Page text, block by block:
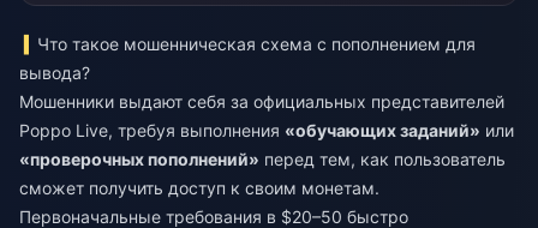
Что такое мошенническая схема с пополнением для
вывода?
Мошенники выдают себя за официальных представителей
Poppo Live, требуя выполнения «обучающих заданий» или
«проверочных пополнений» перед тем, как пользователь
сможет получить доступ к своим монетам.
Первоначальные требования в $20–50 быстро